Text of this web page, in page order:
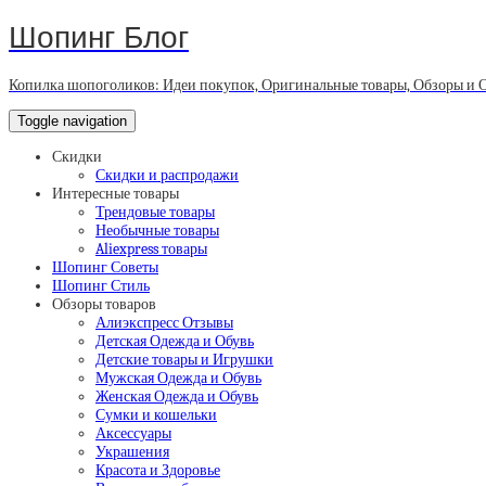
Шопинг Блог
Копилка шопоголиков: Идеи покупок, Оригинальные товары, Обзоры и
Toggle navigation
Скидки
Скидки и распродажи
Интересные товары
Трендовые товары
Необычные товары
Aliexpress товары
Шопинг Советы
Шопинг Стиль
Обзоры товаров
Алиэкспресс Отзывы
Детская Одежда и Обувь
Детские товары и Игрушки
Мужская Одежда и Обувь
Женская Одежда и Обувь
Сумки и кошельки
Аксессуары
Украшения
Красота и Здоровье